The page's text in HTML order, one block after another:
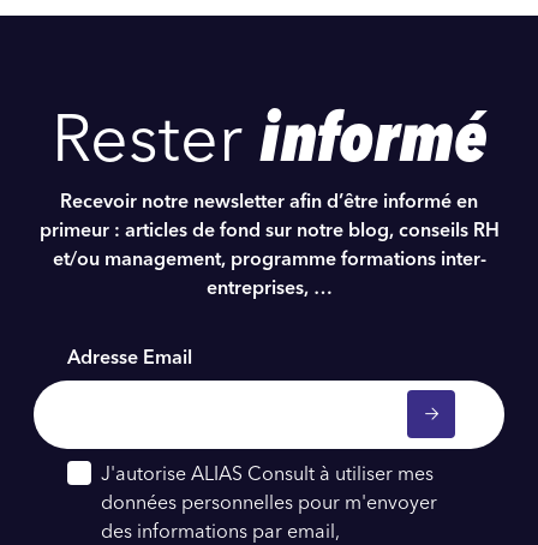
Rester informé
Recevoir notre newsletter afin d’être informé en
primeur : articles de fond sur notre blog, conseils RH
et/ou management, programme formations inter-
entreprises, …
Adresse Email
J'autorise ALIAS Consult à utiliser mes
données personnelles pour m'envoyer
des informations par email,